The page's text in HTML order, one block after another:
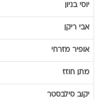
יוסי בניון
אבי ריקן
אופיר מזרחי
מתן חוזז
יקוב סילבסטר